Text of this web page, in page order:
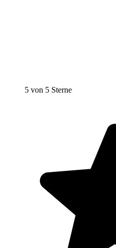
5 von 5 Sterne